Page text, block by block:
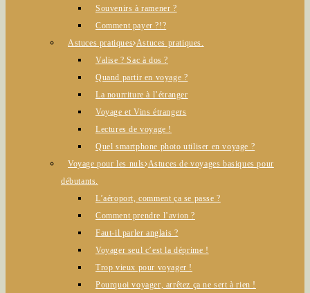
Souvenirs à ramener ?
Comment payer ?!?
Astuces pratiques Astuces pratiques.
Valise ? Sac à dos ?
Quand partir en voyage ?
La nourriture à l’étranger
Voyage et Vins étrangers
Lectures de voyage !
Quel smartphone photo utiliser en voyage ?
Voyage pour les nuls Astuces de voyages basiques pour
débutants.
L’aéroport, comment ça se passe ?
Comment prendre l’avion ?
Faut-il parler anglais ?
Voyager seul c’est la déprime !
Trop vieux pour voyager !
Pourquoi voyager, arrêtez ça ne sert à rien !